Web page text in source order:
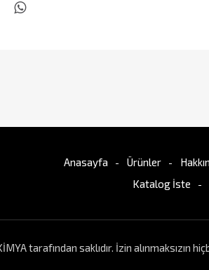
Anasayfa Ürünler
Katalog İste
tarafından saklıdır. İzin alınmaksızın